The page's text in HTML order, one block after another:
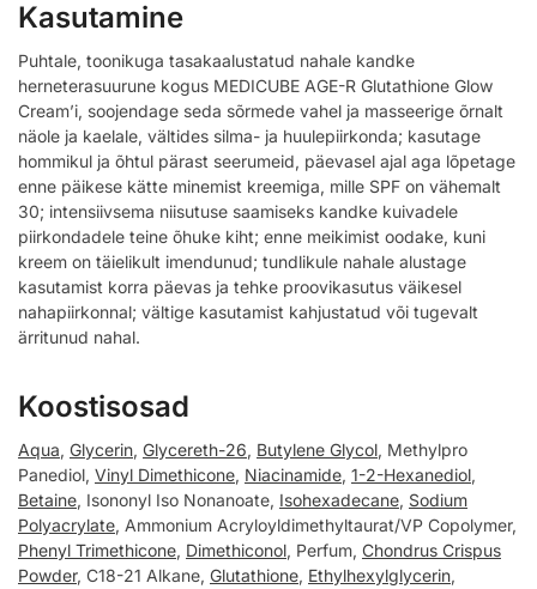
Kasutamine
Puhtale, toonikuga tasakaalustatud nahale kandke
herneterasuurune kogus MEDICUBE AGE-R Glutathione Glow
Cream’i, soojendage seda sõrmede vahel ja masseerige õrnalt
näole ja kaelale, vältides silma- ja huulepiirkonda; kasutage
hommikul ja õhtul pärast seerumeid, päevasel ajal aga lõpetage
enne päikese kätte minemist kreemiga, mille SPF on vähemalt
30; intensiivsema niisutuse saamiseks kandke kuivadele
piirkondadele teine õhuke kiht; enne meikimist oodake, kuni
kreem on täielikult imendunud; tundlikule nahale alustage
kasutamist korra päevas ja tehke proovikasutus väikesel
nahapiirkonnal; vältige kasutamist kahjustatud või tugevalt
ärritunud nahal.
Koostisosad
Aqua, Glycerin, Glycereth-26, Butylene Glycol, Methylpro
Panediol, Vinyl Dimethicone, Niacinamide, 1-2-Hexanediol,
Betaine, Isononyl Iso Nonanoate, Isohexadecane, Sodium
Polyacrylate, Ammonium Acryloyldimethyltaurat/VP Copolymer,
Phenyl Trimethicone, Dimethiconol, Perfum, Chondrus Crispus
Powder, C18-21 Alkane, Glutathione, Ethylhexylglycerin,